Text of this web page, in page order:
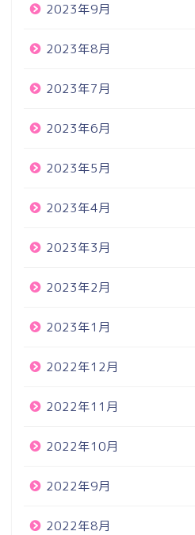
2023年9月
2023年8月
2023年7月
2023年6月
2023年5月
2023年4月
2023年3月
2023年2月
2023年1月
2022年12月
2022年11月
2022年10月
2022年9月
2022年8月